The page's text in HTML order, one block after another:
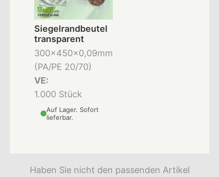
Siegelrandbeutel
transparent
300x450x0,09mm
(PA/PE 20/70)
VE:
1.000 Stück
Auf Lager. Sofort
lieferbar.
Haben Sie nicht den passenden Artikel